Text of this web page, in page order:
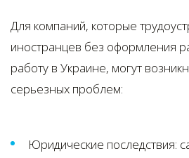
Для компаний, которые
иностранцев без оформления
работу в Украине, могут
серьезных проблем:
Юридические последствия: